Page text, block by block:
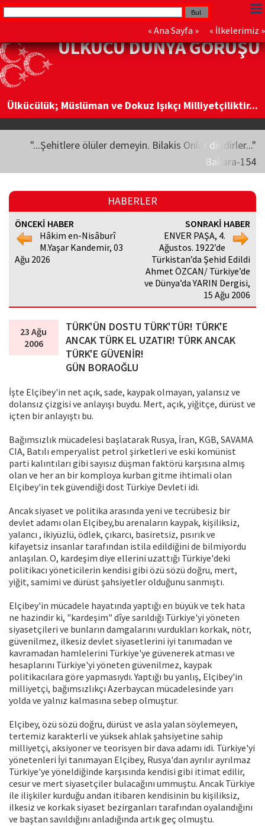
« Ana Sayfa » « İlkelerimiz »
ÜLKÜCÜ DÜNYA GÖRÜŞÜ
Ülkücülük; Müslüman ve Dokuz Işıkçı Milliyetçiliktir...
"...Şehitlere ölüler demeyin. Bilakis Onlar diridirler..."
Bakara-154
HABERLER
ÖNCEKİ HABER
Hâkim en-Nisâburî
M.Yaşar Kandemir, 03
Ağu 2026
SONRAKİ HABER
ENVER PAŞA, 4.
Ağustos. 1922’de
Türkistan’da Şehid Edildi
Ahmet ÖZCAN/ Türkiye’de
ve Dünya’da YARIN Dergisi,
15 Ağu 2006
23 Ağu
2006
TÜRK'ÜN DOSTU TÜRK'TÜR! TÜRK'E
ANCAK TÜRK EL UZATIR! TÜRK ANCAK
TÜRK'E GÜVENİR!
GÜN BORAOĞLU
İşte Elçibey'in net açık, sade, kaypak olmayan, yalansız ve
dolansız çizgisi ve anlayışı buydu. Mert, açık, yiğitçe, dürüst ve
içten bir anlayıştı bu.
Bağımsızlık mücadelesi başlatarak Rusya, İran, KGB, SAVAMA
CIA, Batılı emperyalist petrol şirketleri ve eski komünist
parti kalıntıları gibi sayısız düşman faktörü karşısına almış
olan ve her an bir komploya kurban gitme ihtimali olan
Elçibey'in tek güvendiği dost Türkiye Devleti idi.
Ancak siyaset ve politika arasında yeni ve tecrübesiz bir
devlet adamı olan Elçibey,bu arenaların kaypak, kişiliksiz,
yalancı , ikiyüzlü, ödlek, çıkarcı, basiretsiz, pısırık ve
kifayetsiz insanlar tarafından istila edildiğini de bilmiyordu
anlaşılan. O, kardeşim diye ellerini uzattığı Türkiye'deki
politikacı yöneticilerin kendisi gibi özü sözü doğru, mert,
yiğit, samimi ve dürüst şahsiyetler olduğunu sanmıştı.
Elçibey'in mücadele hayatında yaptığı en büyük ve tek hata
ne hazindir ki, "kardeşim" dîye sarıldığı Türkiye'yi yöneten
siyasetçileri ve bunların damgalarını vurdukları korkak, nötr,
güvenilmez, ilkesiz devlet siyasetlerini iyi tanımadan ve
kavramadan hamlelerini Türkiye'ye güvenerek atması ve
hesaplarını Türkiye'yi yöneten güvenilmez, kaypak
politikacılara göre yapmasıydı. Yaptığı bu yanlış, Elçibey'in
milliyetçi, bağımsızlıkçı Azerbaycan mücadelesinde yarı
yolda ve yalnız kalmasına sebep olmuştur.
Elçibey, özü sözü doğru, dürüst ve asla yalan söylemeyen,
tertemiz karakterli ve yüksek ahlak şahsiyetine sahip
milliyetçi, aksiyoner ve teorisyen bir dava adamı idi. Türkiye'yi
yönetenleri İyi tanımayan Elçibey, Rusya'dan ayrılır ayrılmaz
Türkiye'ye yöneldiğinde karşısında kendisi gibi itimat edilir,
cesur ve mert siyasetçiler bulacağını ummuştu. Ancak Türkiye
ile ilişkiler kurduğu andan itibaren kendisinin bu kişiliksiz,
ilkesiz ve korkak siyaset bezirganları tarafından oyalandığını
ve baştan savıldığını anladığında artık geç olmuştu.